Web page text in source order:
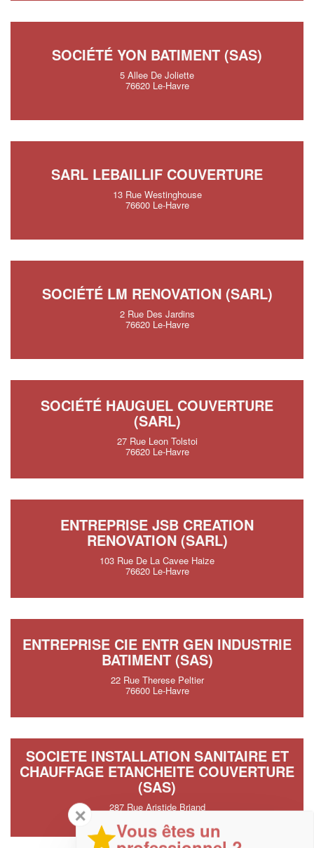
SOCIÉTÉ YON BATIMENT (SAS)
5 Allee De Joliette
76620 Le-Havre
SARL LEBAILLIF COUVERTURE
13 Rue Westinghouse
76600 Le-Havre
SOCIÉTÉ LM RENOVATION (SARL)
2 Rue Des Jardins
76620 Le-Havre
SOCIÉTÉ HAUGUEL COUVERTURE
(SARL)
27 Rue Leon Tolstoi
76620 Le-Havre
ENTREPRISE JSB CREATION
RENOVATION (SARL)
103 Rue De La Cavee Haize
76620 Le-Havre
ENTREPRISE CIE ENTR GEN INDUSTRIE
BATIMENT (SAS)
22 Rue Therese Peltier
76600 Le-Havre
SOCIETE INSTALLATION SANITAIRE ET
CHAUFFAGE ETANCHEITE COUVERTURE
(SAS)
287 Rue Aristide Briand
✕
Vous êtes un